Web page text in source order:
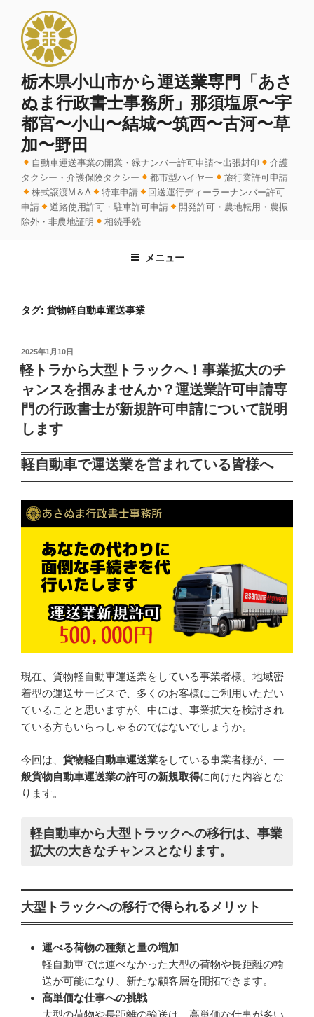
栃木県小山市から運送業専門「あさ
ぬま行政書士事務所」那須塩原〜宇
都宮〜小山〜結城〜筑西〜古河〜草
加〜野田
自動車運送事業の開業・緑ナンバー許可申請〜出張封印
介護
タクシー・介護保険タクシー
都市型ハイヤー
旅行業許可申請
株式譲渡M＆A
特車申請
回送運行ディーラーナンバー許可
申請
道路使用許可・駐車許可申請
開発許可・農地転用・農振
除外・非農地証明
相続手続
メニュー
タグ: 貨物軽自動車運送事業
投
稿
日:
2025年1月10日
軽トラから大型トラックへ！事業拡大のチ
ャンスを掴みませんか？運送業許可申請専
門の行政書士が新規許可申請について説明
します
軽自動車で運送業を営まれている皆様へ
現在、貨物軽自動車運送業をしている事業者様。地域密
着型の運送サービスで、多くのお客様にご利用いただい
ていることと思いますが、中には、事業拡大を検討され
ている方もいらっしゃるのではないでしょうか。
今回は、 貨物軽自動車運送業をしている事業者様が、 一
般貨物自動車運送業の許可の新規取得に向けた内容とな
ります。
軽自動車から大型トラックへの移行は、事業
拡大の大きなチャンスとなります。
大型トラックへの移行で得られるメリット
運べる荷物の種類と量の増加
軽自動車では運べなかった大型の荷物や長距離の輸
送が可能になり、新たな顧客層を開拓できます。
高単価な仕事への挑戦